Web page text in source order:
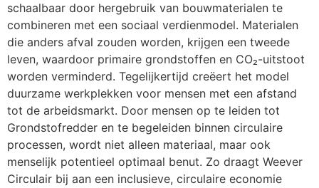
schaalbaar door hergebruik van bouwmaterialen te
combineren met een sociaal verdienmodel. Materialen
die anders afval zouden worden, krijgen een tweede
leven, waardoor primaire grondstoffen en CO₂-uitstoot
worden verminderd. Tegelijkertijd creëert het model
duurzame werkplekken voor mensen met een afstand
tot de arbeidsmarkt. Door mensen op te leiden tot
Grondstofredder en te begeleiden binnen circulaire
processen, wordt niet alleen materiaal, maar ook
menselijk potentieel optimaal benut. Zo draagt Weever
Circulair bij aan een inclusieve, circulaire economie